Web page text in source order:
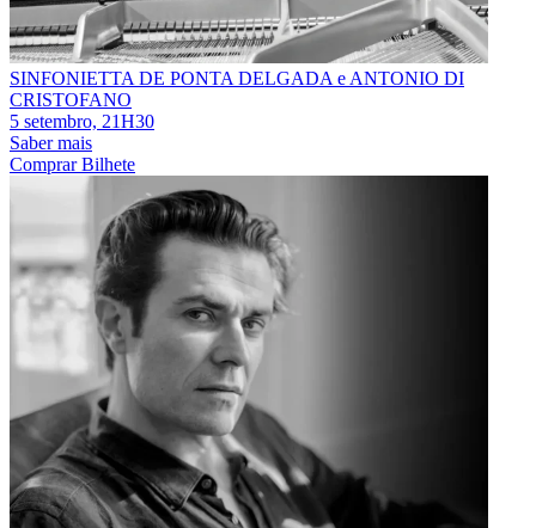
SINFONIETTA DE PONTA DELGADA e ANTONIO DI
CRISTOFANO
5 setembro, 21H30
Saber mais
Comprar Bilhete